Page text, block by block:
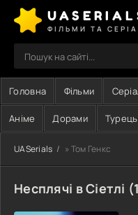
ФІЛЬМИ ТА
Головна Фільми
Аніме Дорами
UASerials » Том Генкс
Несплячі в Сіетлі (